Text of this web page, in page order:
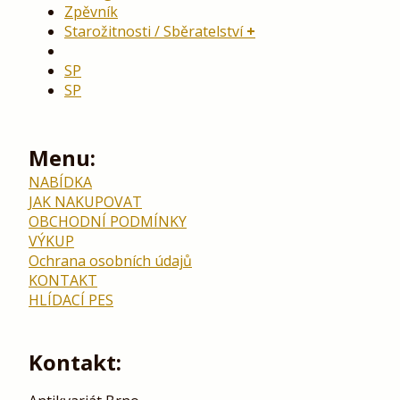
Zpěvník
Starožitnosti / Sběratelství
SP
SP
Menu:
NABÍDKA
JAK NAKUPOVAT
OBCHODNÍ PODMÍNKY
VÝKUP
Ochrana osobních údajů
KONTAKT
HLÍDACÍ PES
Kontakt: